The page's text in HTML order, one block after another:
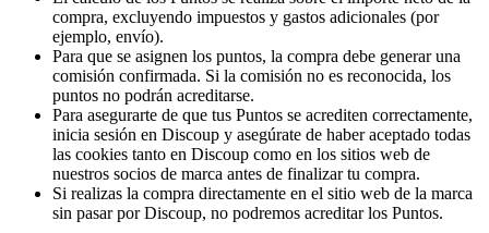
compra, excluyendo impuestos y gastos adicionales (por
ejemplo, envío).
Para que se asignen los puntos, la compra debe generar una
comisión confirmada. Si la comisión no es reconocida, los
puntos no podrán acreditarse.
Para asegurarte de que tus Puntos se acrediten correctamente,
inicia sesión en Discoup y asegúrate de haber aceptado todas
las cookies tanto en Discoup como en los sitios web de
nuestros socios de marca antes de finalizar tu compra.
Si realizas la compra directamente en el sitio web de la marca
sin pasar por Discoup, no podremos acreditar los Puntos.